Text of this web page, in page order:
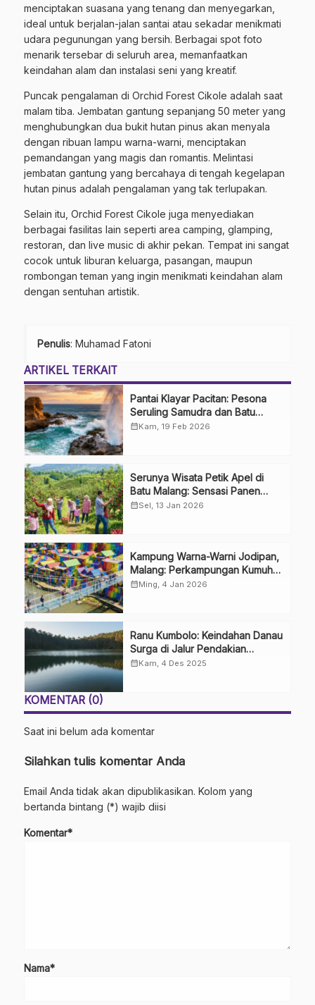
menciptakan suasana yang tenang dan menyegarkan,
ideal untuk berjalan-jalan santai atau sekadar menikmati
udara pegunungan yang bersih. Berbagai spot foto
menarik tersebar di seluruh area, memanfaatkan
keindahan alam dan instalasi seni yang kreatif.
Puncak pengalaman di Orchid Forest Cikole adalah saat
malam tiba. Jembatan gantung sepanjang 50 meter yang
menghubungkan dua bukit hutan pinus akan menyala
dengan ribuan lampu warna-warni, menciptakan
pemandangan yang magis dan romantis. Melintasi
jembatan gantung yang bercahaya di tengah kegelapan
hutan pinus adalah pengalaman yang tak terlupakan.
Selain itu, Orchid Forest Cikole juga menyediakan
berbagai fasilitas lain seperti area camping, glamping,
restoran, dan live music di akhir pekan. Tempat ini sangat
cocok untuk liburan keluarga, pasangan, maupun
rombongan teman yang ingin menikmati keindahan alam
dengan sentuhan artistik.
Penulis: Muhamad Fatoni
ARTIKEL TERKAIT
Pantai Klayar Pacitan: Pesona
Seruling Samudra dan Batu
Sphinx
calendar_monthKam, 19 Feb 2026
Serunya Wisata Petik Apel di
Batu Malang: Sensasi Panen
Langsung dari Pohon
calendar_monthSel, 13 Jan 2026
Kampung Warna-Warni Jodipan,
Malang: Perkampungan Kumuh
yang Disulap Jadi Indah
calendar_monthMing, 4 Jan 2026
Ranu Kumbolo: Keindahan Danau
Surga di Jalur Pendakian
Gunung Semeru
calendar_monthKam, 4 Des 2025
KOMENTAR (0)
Saat ini belum ada komentar
Silahkan tulis komentar Anda
Email Anda tidak akan dipublikasikan. Kolom yang
bertanda bintang (*) wajib diisi
Komentar*
Nama*